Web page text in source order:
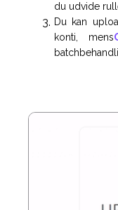
du udvide
Du kan
konti, mens